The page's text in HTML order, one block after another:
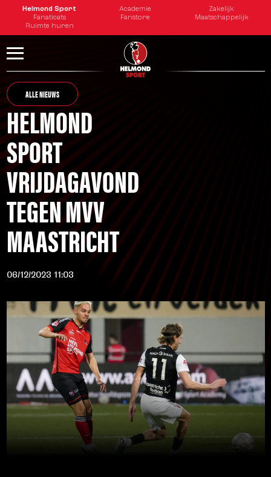
Helmond Sport Academie
Zakelijk
Fanaticats
Fanstore
Maatschappelijk
Ruimte huren
ALLE NIEUWS
HELMOND
SPORT
VRIJDAGAVOND
TEGEN MVV
MAASTRICHT
06/12/2023 11:03